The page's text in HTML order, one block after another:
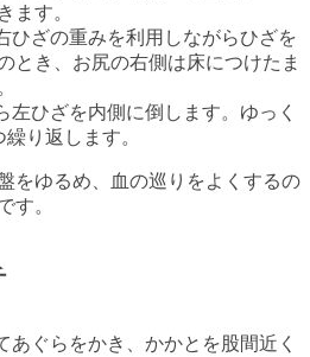
ます。
ひざの重みを利用しながらひざを
とき、お尻の右側は床につけたま
左ひざを内側に倒します。ゆっく
り返します。
をゆるめ、血の巡りをよくするの
す。
あぐらをかき、かかとを股間近く